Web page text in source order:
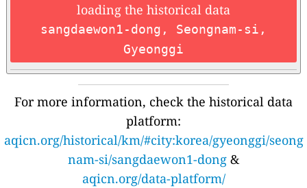
loading the historical data
sangdaewon1-dong, Seongnam-si,
Gyeonggi
For more information, check the historical data
platform:
aqicn.org/historical/km/#city:korea/gyeonggi/seong
nam-si/sangdaewon1-dong &
aqicn.org/data-platform/